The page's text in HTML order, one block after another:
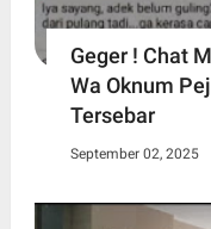
Geger ! Chat
Wa Oknum
Tersebar
September 02, 2025